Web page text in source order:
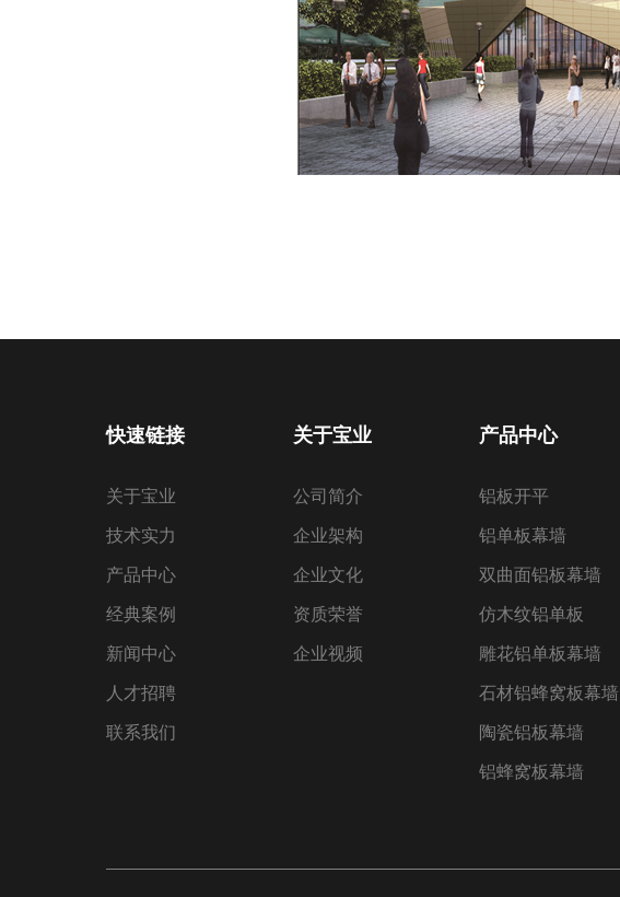
快速链接
关于宝业
技术实力
产品中心
经典案例
新闻中心
人才招聘
联系我们
关于宝业
公司简介
企业架构
企业文化
资质荣誉
企业视频
产品中心
铝板开平
铝单板幕墙
双曲面铝板幕墙
仿木纹铝单板
雕花铝单板幕墙
石材铝蜂窝板幕墙
陶瓷铝板幕墙
铝蜂窝板幕墙